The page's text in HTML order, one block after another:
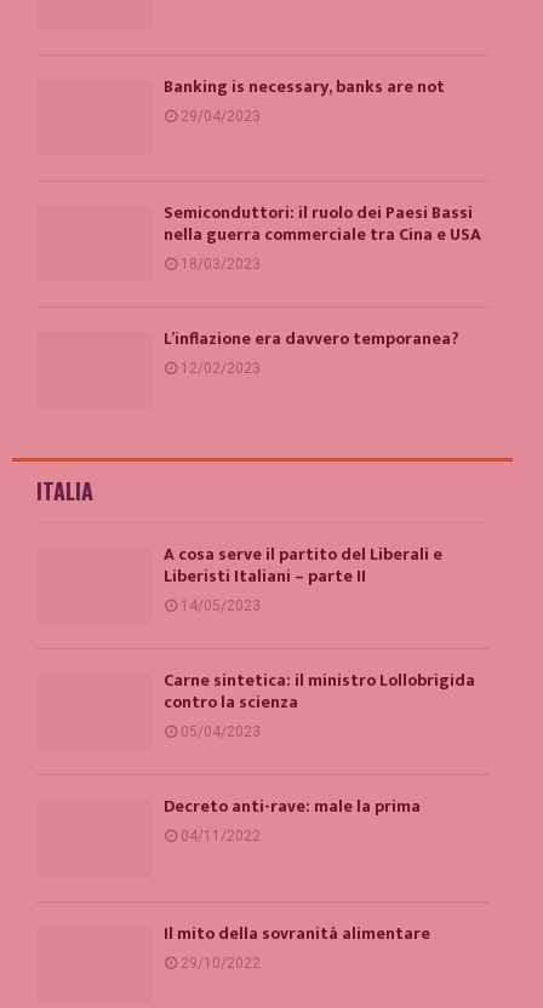
Banking is necessary, banks are not
29/04/2023
Semiconduttori: il ruolo dei Paesi Bassi
nella guerra commerciale tra Cina e USA
18/03/2023
L’inflazione era davvero temporanea?
12/02/2023
ITALIA
A cosa serve il partito del Liberali e
Liberisti Italiani – parte II
14/05/2023
Carne sintetica: il ministro Lollobrigida
contro la scienza
05/04/2023
Decreto anti-rave: male la prima
04/11/2022
Il mito della sovranità alimentare
29/10/2022